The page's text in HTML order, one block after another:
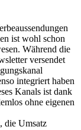
ist wohl schon
Während die
versendet
integriert haben
Kanals ist dank
ohne eigenen
die Umsatz